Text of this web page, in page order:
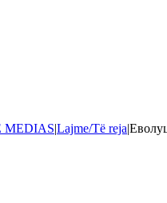
MEDIAS|Lajme/Të reja|